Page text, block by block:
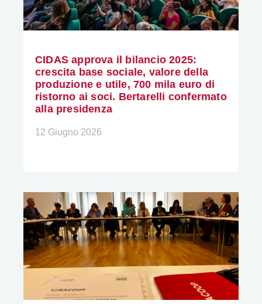
CIDAS approva il bilancio 2025:
crescita base sociale, valore della
produzione e utile, 700 mila euro di
ristorno ai soci. Bertarelli confermato
alla presidenza
12 Giugno 2026